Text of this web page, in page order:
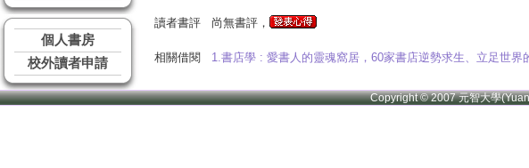
個人書房
校外讀者申請
讀者書評 尚無書評，
相關借閱 1.書店學 : 愛書人的靈魂窩居，60家書店逆勢求生、立足世界
Copyright © 2007 元智大學